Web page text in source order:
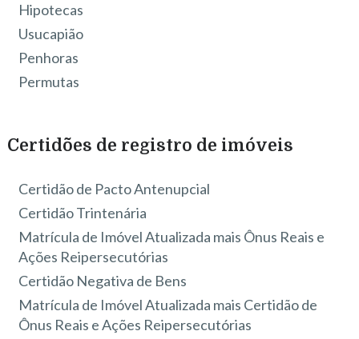
Hipotecas
Usucapião
Penhoras
Permutas
Certidões de registro de imóveis
Certidão de Pacto Antenupcial
Certidão Trintenária
Matrícula de Imóvel Atualizada mais Ônus Reais e
Ações Reipersecutórias
Certidão Negativa de Bens
Matrícula de Imóvel Atualizada mais Certidão de
Ônus Reais e Ações Reipersecutórias